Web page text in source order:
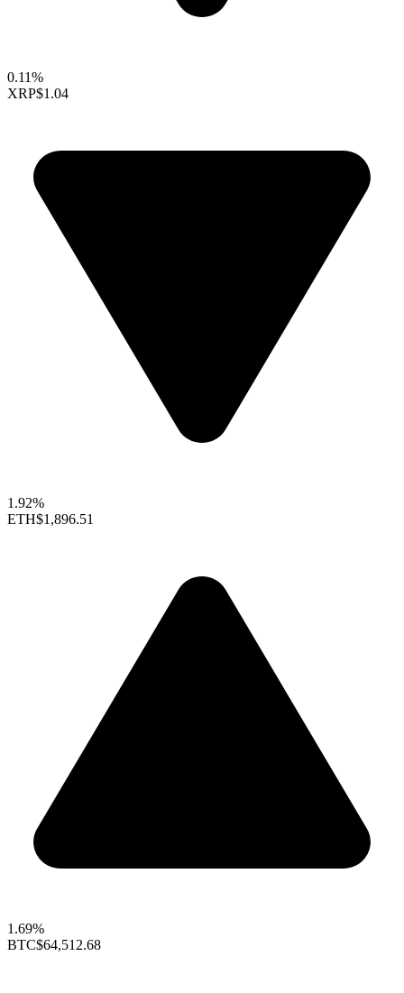
0.11%
XRP$1.04
1.92%
ETH$1,896.51
1.69%
BTC$64,512.68